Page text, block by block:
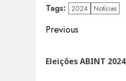
Tags: 2024 Notícias
Post
Previous
post:
Eleições ABINT 2024